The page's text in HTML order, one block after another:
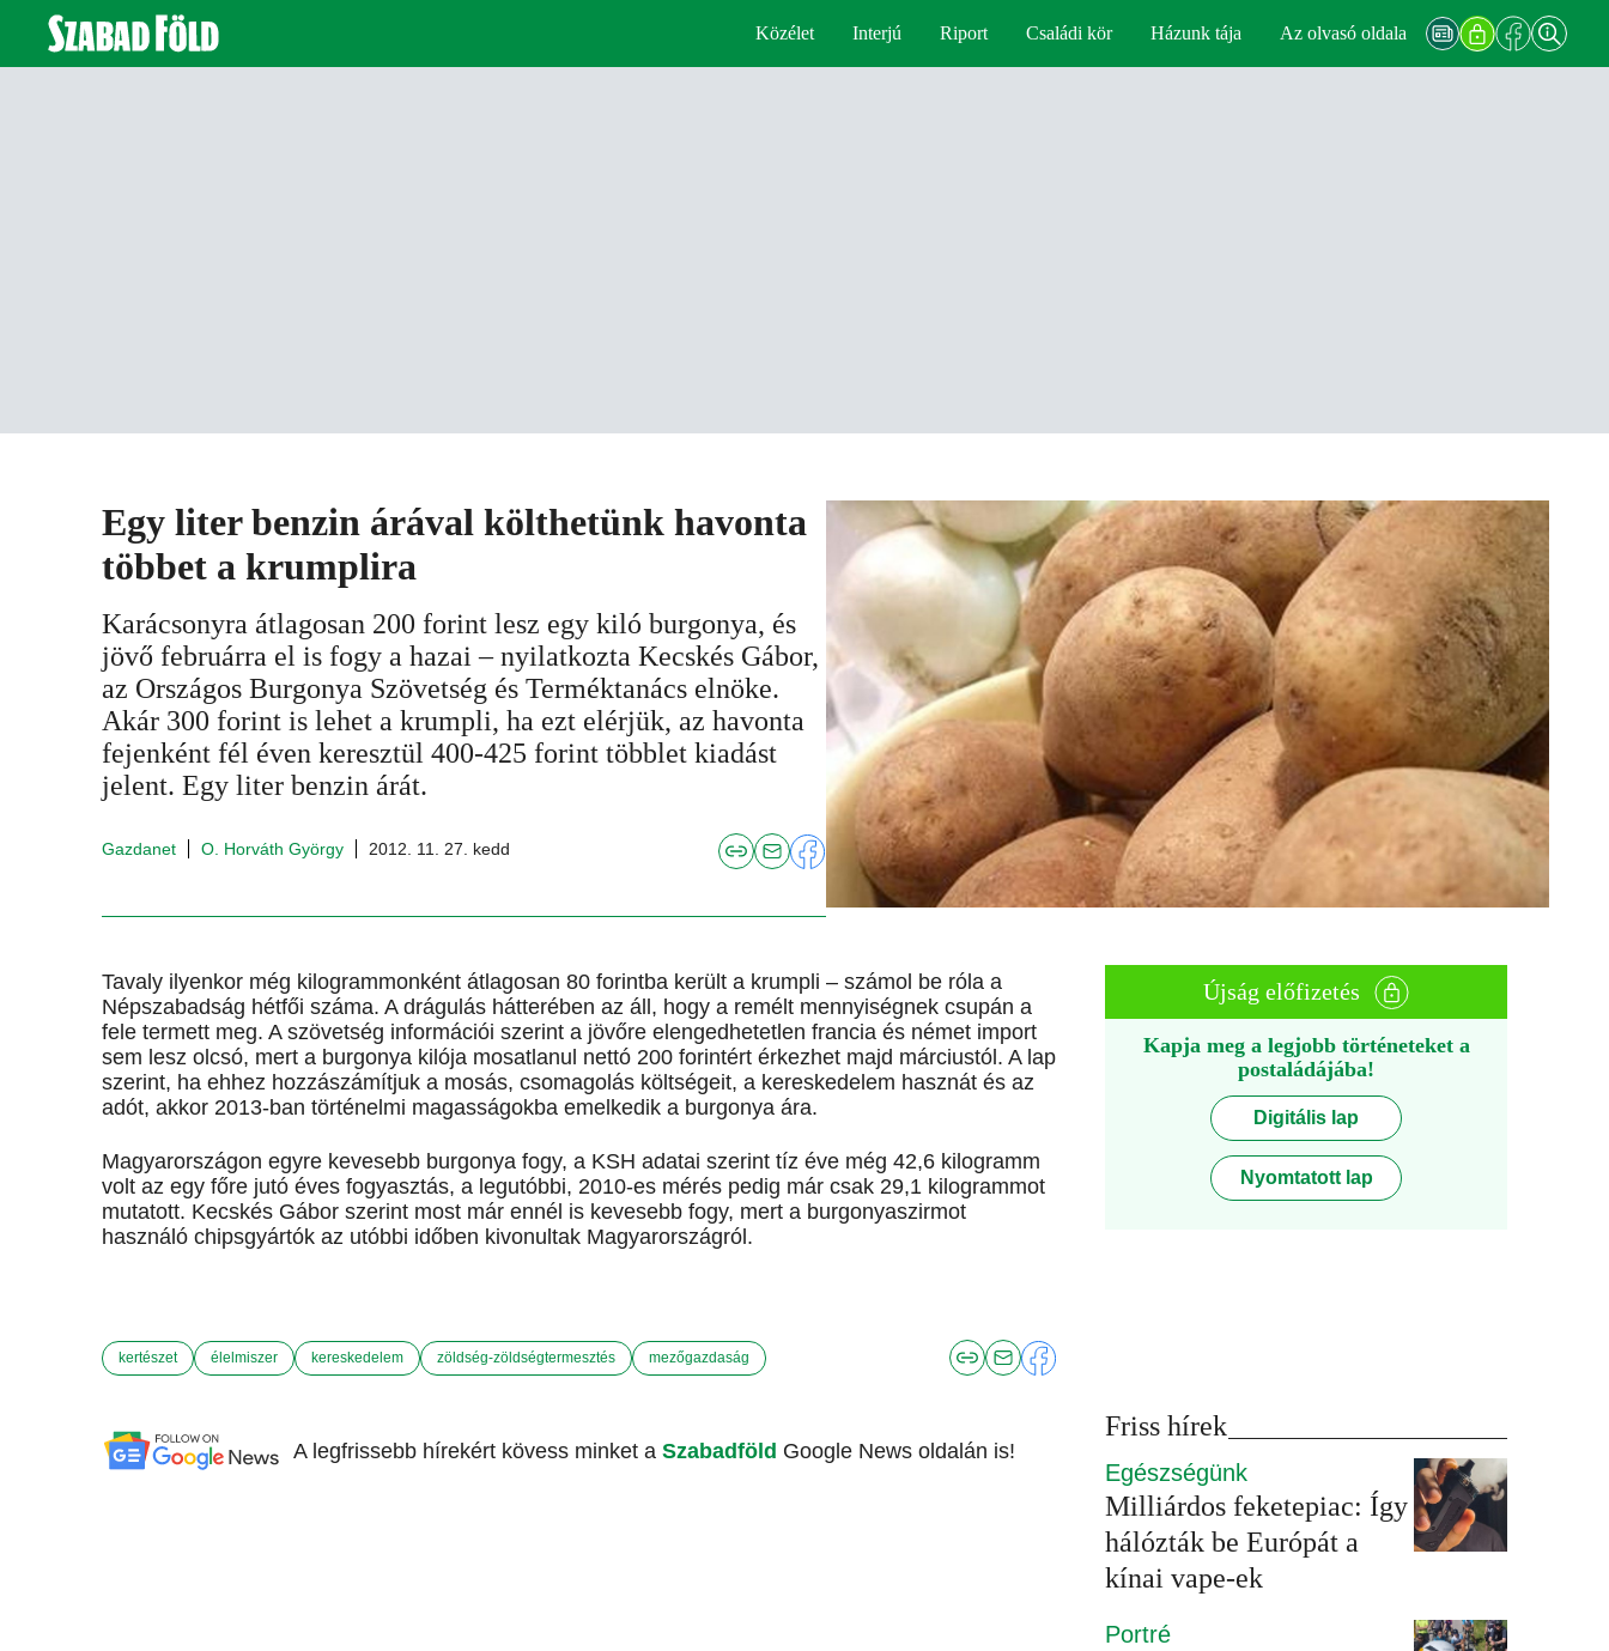
Közélet Interjú Riport Családi kör Házunk tája Az olvasó oldala
Egy liter benzin árával költhetünk havonta
többet a krumplira
Karácsonyra átlagosan 200 forint lesz egy kiló burgonya, és
jövő februárra el is fogy a hazai – nyilatkozta Kecskés Gábor,
az Országos Burgonya Szövetség és Terméktanács elnöke.
Akár 300 forint is lehet a krumpli, ha ezt elérjük, az havonta
fejenként fél éven keresztül 400-425 forint többlet kiadást
jelent. Egy liter benzin árát.
Gazdanet O. Horváth György 2012. 11. 27. kedd
Tavaly ilyenkor még kilogrammonként átlagosan 80 forintba került a krumpli – számol be róla a
Népszabadság hétfői száma. A drágulás hátterében az áll, hogy a remélt mennyiségnek csupán a
fele termett meg. A szövetség információi szerint a jövőre elengedhetetlen francia és német import
sem lesz olcsó, mert a burgonya kilója mosatlanul nettó 200 forintért érkezhet majd márciustól. A lap
szerint, ha ehhez hozzászámítjuk a mosás, csomagolás költségeit, a kereskedelem hasznát és az
adót, akkor 2013-ban történelmi magasságokba emelkedik a burgonya ára.
Magyarországon egyre kevesebb burgonya fogy, a KSH adatai szerint tíz éve még 42,6 kilogramm
volt az egy főre jutó éves fogyasztás, a legutóbbi, 2010-es mérés pedig már csak 29,1 kilogrammot
mutatott. Kecskés Gábor szerint most már ennél is kevesebb fogy, mert a burgonyaszirmot
használó chipsgyártók az utóbbi időben kivonultak Magyarországról.
kertészet élelmiszer kereskedelem zöldség-zöldségtermesztés mezőgazdaság
A legfrissebb hírekért kövess minket a Szabadföld Google News oldalán is!
Újság előfizetés
Kapja meg a legjobb történeteket a
postaládájába!
Digitális lap
Nyomtatott lap
Friss hírek
Egészségünk
Milliárdos feketepiac: Így
hálózták be Európát a
kínai vape-ek
Portré